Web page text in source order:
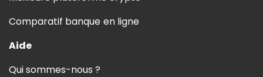
Comparatif banque en ligne
Aide
Qui sommes-nous ?